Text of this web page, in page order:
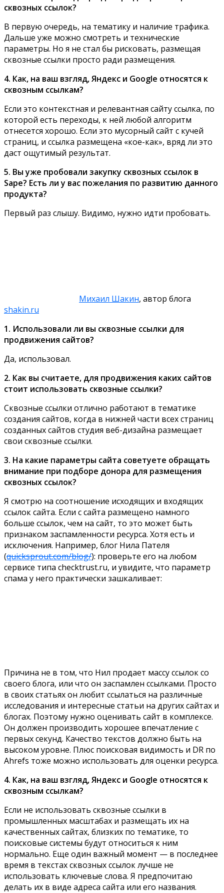
сквозных ссылок?
В первую очередь, на тематику и наличие трафика.
Дальше уже можно смотреть и технические
параметры. Но я не стал бы рисковать, размещая
сквозные ссылки просто ради размещения.
4. Как, на ваш взгляд, Яндекс и Google относятся к
сквозным ссылкам?
Если это контекстная и релевантная сайту ссылка, по
которой есть переходы, к ней любой алгоритм
отнесется хорошо. Если это мусорный сайт с кучей
страниц, и ссылка размещена «кое-как», вряд ли это
даст ощутимый результат.
5. Вы уже пробовали закупку сквозных ссылок в
Sape? Есть ли у вас пожелания по развитию данного
продукта?
Первый раз слышу. Видимо, нужно идти пробовать.
Михаил Шакин, автор блога
shakin.ru
1. Использовали ли вы сквозные ссылки для
продвижения сайтов?
Да, использовал.
2. Как вы считаете, для продвижения каких сайтов
стоит использовать сквозные ссылки?
Сквозные ссылки отлично работают в тематике
создания сайтов, когда в нижней части всех страниц
созданных сайтов студия веб-дизайна размещает
свои сквозные ссылки.
3. На какие параметры сайта советуете обращать
внимание при подборе донора для размещения
сквозных ссылок?
Я смотрю на соотношение исходящих и входящих
ссылок сайта. Если с сайта размещено намного
больше ссылок, чем на сайт, то это может быть
признаком заспамленности ресурса. Хотя есть и
исключения. Например, блог Нила Пателя
(quicksprout.com/blog/): проверьте его на любом
сервисе типа checktrust.ru, и увидите, что параметр
спама у него практически зашкаливает:
Причина не в том, что Нил продает массу ссылок со
своего блога, или что он заспамлен ссылками. Просто
в своих статьях он любит ссылаться на различные
исследования и интересные статьи на других сайтах и
блогах. Поэтому нужно оценивать сайт в комплексе.
Он должен производить хорошее впечатление с
первых секунд. Качество текстов должно быть на
высоком уровне. Плюс поисковая видимость и DR по
Ahrefs тоже можно использовать для оценки ресурса.
4. Как, на ваш взгляд, Яндекс и Google относятся к
сквозным ссылкам?
Если не использовать сквозные ссылки в
промышленных масштабах и размещать их на
качественных сайтах, близких по тематике, то
поисковые системы будут относиться к ним
нормально. Еще один важный момент — в последнее
время в текстах сквозных ссылок лучше не
использовать ключевые слова. Я предпочитаю
делать их в виде адреса сайта или его названия.